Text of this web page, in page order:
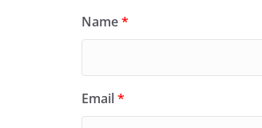
Name*
Email*